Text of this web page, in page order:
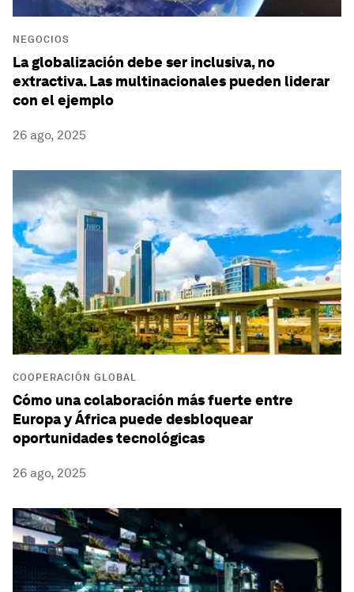
NEGOCIOS
La globalización debe ser inclusiva, no
extractiva. Las multinacionales pueden liderar
con el ejemplo
26 ago, 2025
COOPERACIÓN GLOBAL
Cómo una colaboración más fuerte entre
Europa y África puede desbloquear
oportunidades tecnológicas
26 ago, 2025